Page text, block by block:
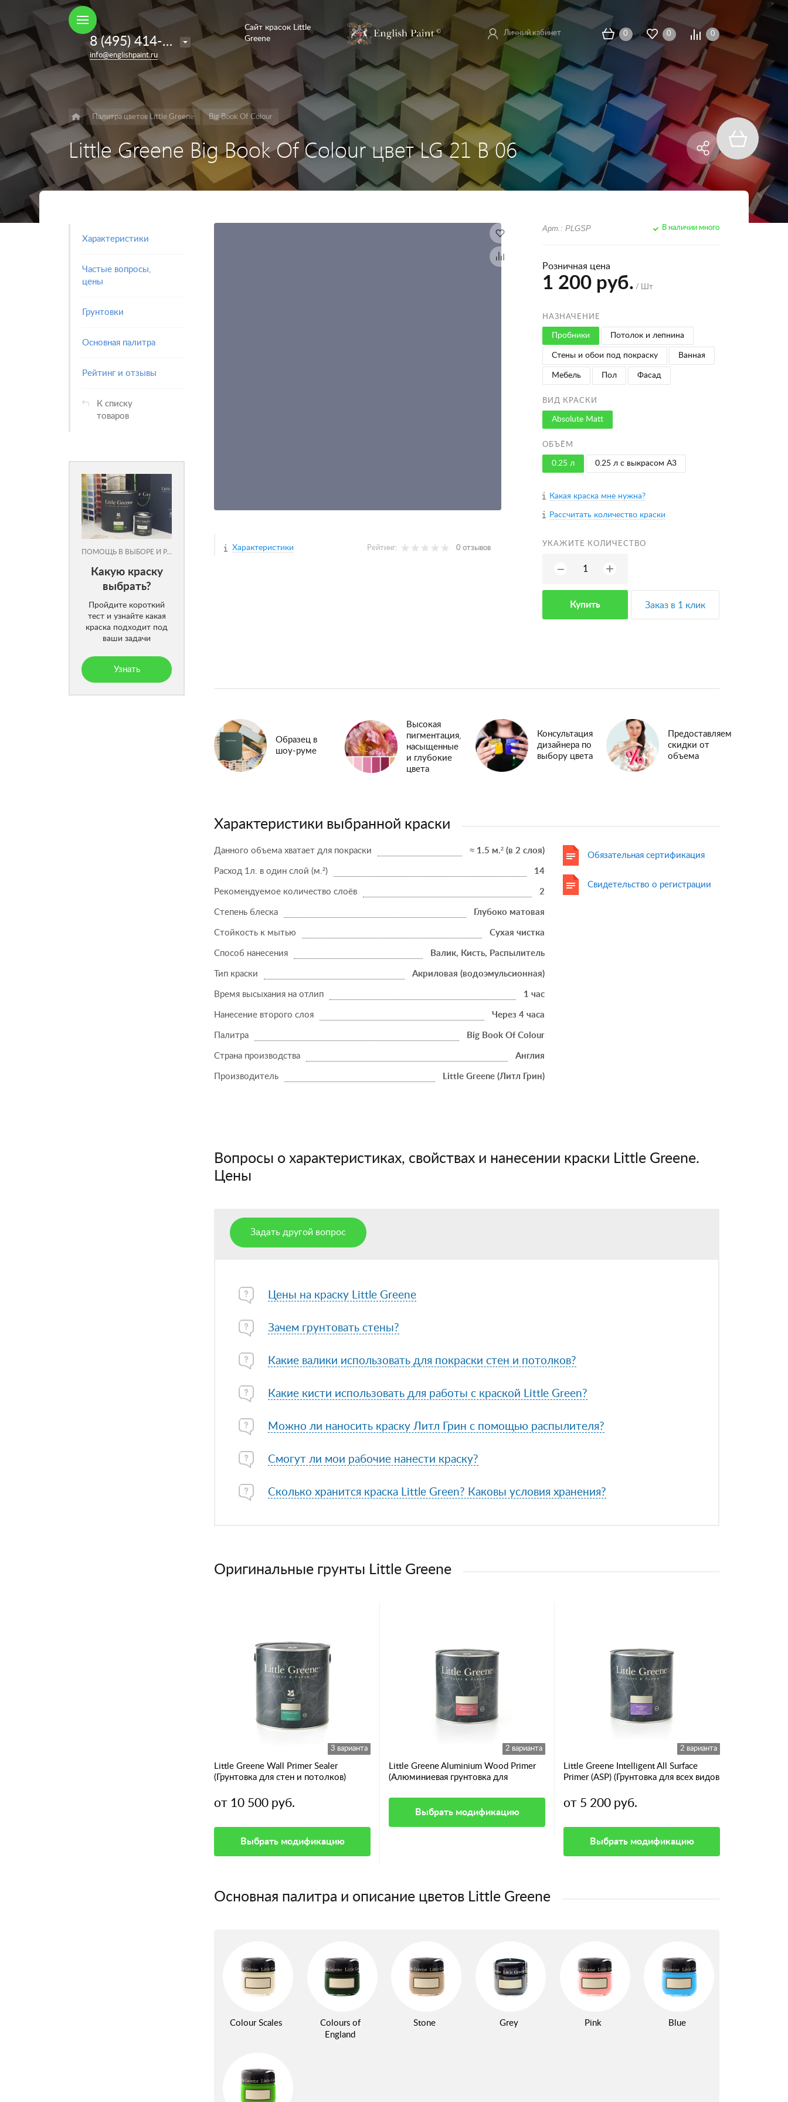
в каталоге
Например,
8 (495) 414-35-98
info@englishpaint.ru
Сайт красок Little
Greene
Личный кабинет 0 0 0
Палитра цветов Little Greene Big Book Of Colour
Little Greene Big Book Of Colour цвет LG 21 B 06
Характеристики
Частые вопросы,
цены
Грунтовки
Основная палитра
Рейтинг и отзывы
К списку
товаров
ПОМОЩЬ В ВЫБОРЕ И РАСЧЕТЕ
Какую краску
выбрать?
Пройдите короткий
тест и узнайте какая
краска подходит под
ваши задачи
Узнать
Характеристики Рейтинг: 0 отзывов
Арт.: PLGSP В наличии много
Розничная цена
1 200 руб. / Шт
НАЗНАЧЕНИЕ
Пробники Потолок и лепнина
Стены и обои под покраску Ванная
Мебель Пол Фасад
ВИД КРАСКИ
Absolute Matt
ОБЪЁМ
0.25 л 0.25 л с выкрасом A3
Какая краска мне нужна?
Рассчитать количество краски
УКАЖИТЕ КОЛИЧЕСТВО
− +
Купить Заказ в 1 клик
Образец в
шоу-руме
Высокая
пигментация,
насыщенные
и глубокие
цвета
Консультация
дизайнера по
выбору цвета
Предоставляем
скидки от
объема
Характеристики выбранной краски
Данного объема хватает для покраски ≈ 1.5 м.² (в 2 слоя)
Расход 1л. в один слой (м.²) 14
Рекомендуемое количество слоёв 2
Степень блеска Глубоко матовая
Стойкость к мытью Сухая чистка
Способ нанесения Валик, Кисть, Распылитель
Тип краски Акриловая (водоэмульсионная)
Время высыхания на отлип 1 час
Нанесение второго слоя Через 4 часа
Палитра Big Book Of Colour
Страна производства Англия
Производитель Little Greene (Литл Грин)
Обязательная сертификация
Свидетельство о регистрации
Вопросы о характеристиках, свойствах и нанесении краски Little Greene.
Цены
Задать другой вопрос
Цены на краску Little Greene
Зачем грунтовать стены?
Какие валики использовать для покраски стен и потолков?
Какие кисти использовать для работы с краской Little Green?
Можно ли наносить краску Литл Грин с помощью распылителя?
Смогут ли мои рабочие нанести краску?
Сколько хранится краска Little Green? Каковы условия хранения?
Оригинальные грунты Little Greene
3 варианта
Little Greene Wall Primer Sealer
(Грунтовка для стен и потолков)
от 10 500 руб.
Выбрать модификацию
2 варианта
Little Greene Aluminium Wood Primer
(Алюминиевая грунтовка для
Выбрать модификацию
2 варианта
Little Greene Intelligent All Surface
Primer (ASP) (Грунтовка для всех видов
от 5 200 руб.
Выбрать модификацию
Основная палитра и описание цветов Little Greene
Colour Scales
Colours of
England
Stone Grey Pink Blue